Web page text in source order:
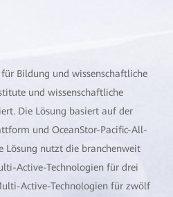
Bildung und wissenschaftliche
und wissenschaftliche
Die Lösung basiert auf der
und OceanStor-Pacific-All-
Lösung nutzt die branchenweit
Active-Technologien für drei
Active-Technologien für zwölf